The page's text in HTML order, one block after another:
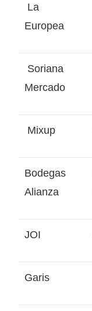
La
Europea
Soriana
Mercado
Mixup
Bodegas
Alianza
JOI
Garis